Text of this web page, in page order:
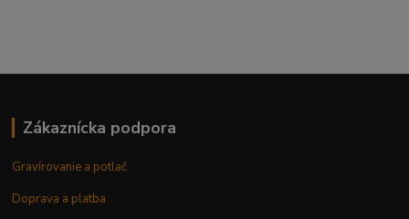
Zákaznícka podpora
Gravírovanie a potlač
Doprava a platba